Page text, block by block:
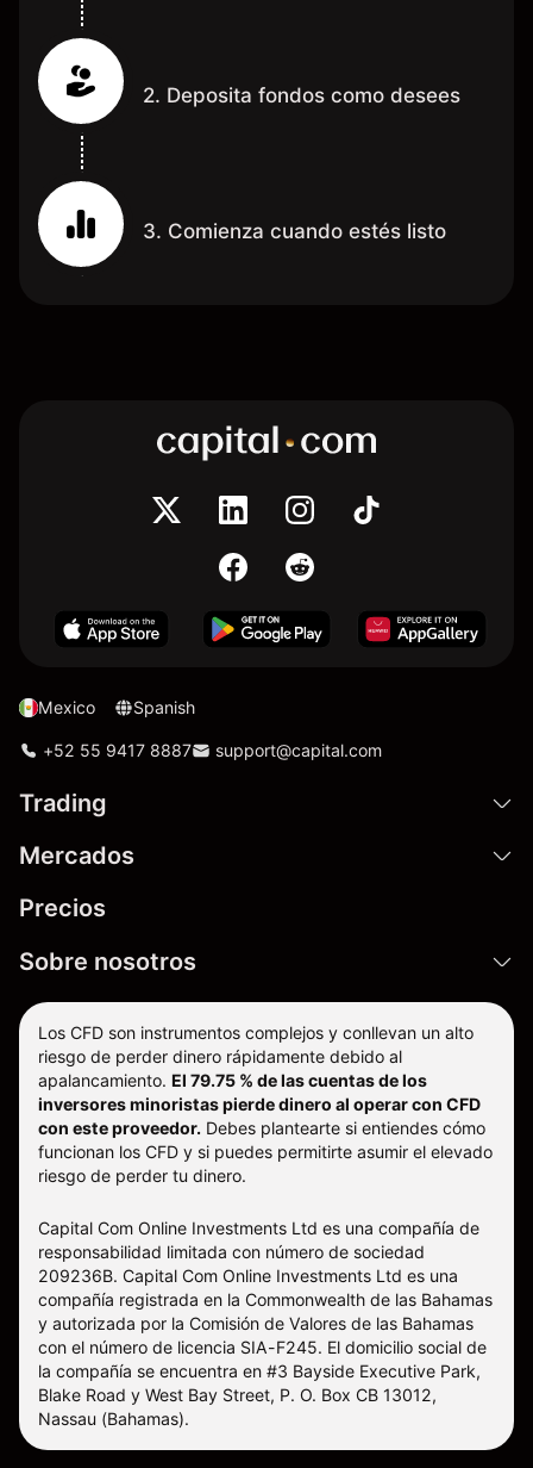
2. Deposita fondos como desees
3. Comienza cuando estés listo
Mexico Spanish
+52 55 9417 8887 support@capital.com
Trading
Mercados
Precios
Sobre nosotros
Los CFD son instrumentos complejos y conllevan un alto
riesgo de perder dinero rápidamente debido al
apalancamiento. El 79.75 % de las cuentas de los
inversores minoristas pierde dinero al operar con CFD
con este proveedor. Debes plantearte si entiendes cómo
funcionan los CFD y si puedes permitirte asumir el elevado
riesgo de perder tu dinero.
Capital Com Online Investments Ltd es una compañía de
responsabilidad limitada con número de sociedad
209236B. Capital Com Online Investments Ltd es una
compañía registrada en la Commonwealth de las Bahamas
y autorizada por la Comisión de Valores de las Bahamas
con el número de licencia SIA-F245. El domicilio social de
la compañía se encuentra en #3 Bayside Executive Park,
Blake Road y West Bay Street, P. O. Box CB 13012,
Nassau (Bahamas).